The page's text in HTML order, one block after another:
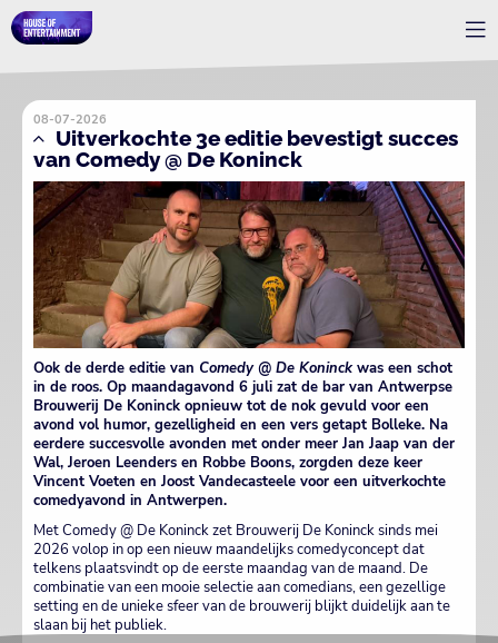
08-07-2026
Uitverkochte 3e editie bevestigt succes
van Comedy @ De Koninck
Ook de derde editie van Comedy @ De Koninckwas een schot
in de roos. Op maandagavond 6 juli zat de bar van Antwerpse
Brouwerij De Koninck opnieuw tot de nok gevuld voor een
avond vol humor, gezelligheid en een vers getapt Bolleke. Na
eerdere succesvolle avonden met onder meer Jan Jaap van der
Wal, Jeroen Leenders en Robbe Boons, zorgden deze keer
Vincent Voeten en Joost Vandecasteele voor een uitverkochte
comedyavond in Antwerpen.
Met Comedy @ De Koninck zet Brouwerij De Koninck sinds mei
2026 volop in op een nieuw maandelijks comedyconcept dat
telkens plaatsvindt op de eerste maandag van de maand. De
combinatie van een mooie selectie aan comedians, een gezellige
setting en de unieke sfeer van de brouwerij blijkt duidelijk aan te
slaan bij het publiek.